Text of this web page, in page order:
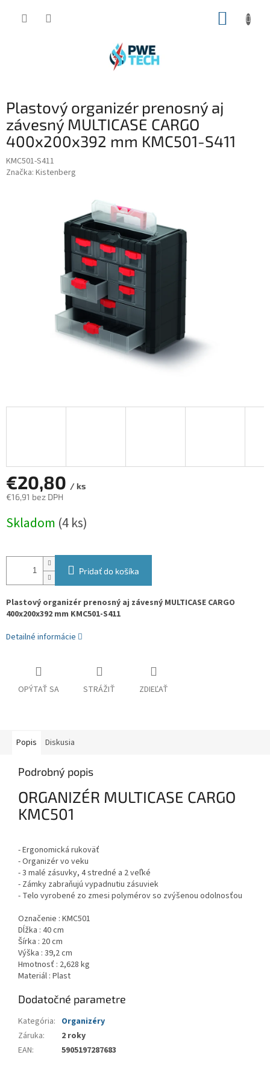
Plastový organizér prenosný aj
závesný MULTICASE CARGO
400x200x392 mm KMC501-S411
KMC501-S411
Značka: Kistenberg
€20,80 / ks
€16,91 bez DPH
cena:
Skladom (4 ks)
Pridať do košíka
Plastový organizér prenosný aj závesný MULTICASE CARGO
400x200x392 mm KMC501-S411
Detailné informácie
OPÝTAŤ SA STRÁŽIŤ ZDIEĽAŤ
Popis Diskusia
Podrobný popis
ORGANIZÉR MULTICASE CARGO
KMC501
- Ergonomická rukoväť
- Organizér vo veku
- 3 malé zásuvky, 4 stredné a 2 veľké
- Zámky zabraňujú vypadnutiu zásuviek
- Telo vyrobené zo zmesi polymérov so zvýšenou odolnosťou
Označenie : KMC501
Dĺžka : 40 cm
Šírka : 20 cm
Výška : 39,2 cm
Hmotnosť : 2,628 kg
Materiál : Plast
Dodatočné parametre
Kategória: Organizéry
Záruka:
2 roky
EAN: 5905197287683